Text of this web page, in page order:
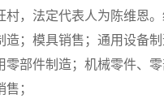
村，法定代表人为陈维恩
造；模具销售；通用设备
部件制造；机械零件、零
；